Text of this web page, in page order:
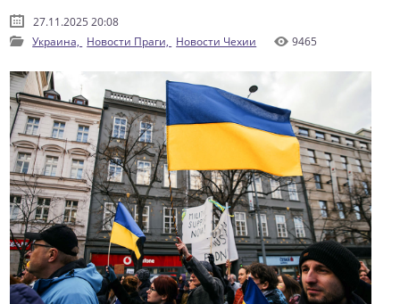
27.11.2025 20:08
Украина, Новости Праги, Новости Чехии 9465